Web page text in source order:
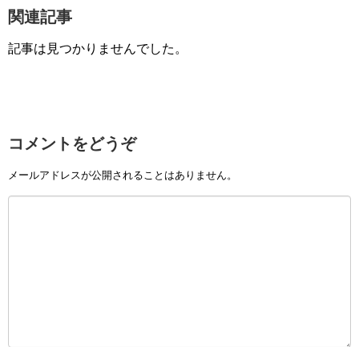
関連記事
記事は見つかりませんでした。
コメントをどうぞ
メールアドレスが公開されることはありません。